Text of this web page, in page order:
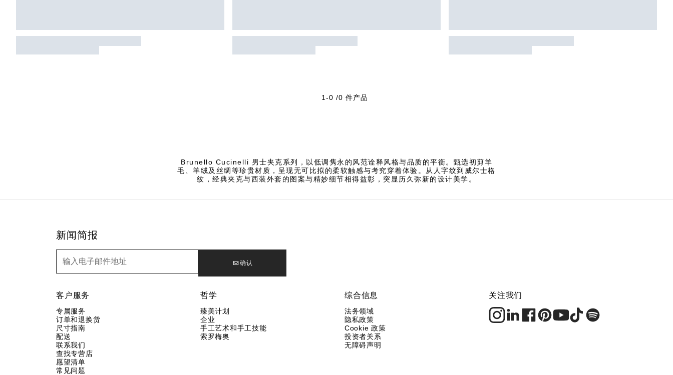
1-0 /0 件产品
Brunello Cucinelli 男士夹克系列，以低调隽永的风范诠释风格与品质的平衡。甄选初剪羊
毛、羊绒及丝绸等珍贵材质，呈现无可比拟的柔软触感与考究穿着体验。从人字纹到威尔士格
纹，经典夹克与西装外套的图案与精妙细节相得益彰，突显历久弥新的设计美学。
新闻简报
确认
客户服务
专属服务
订单和退换货
尺寸指南
配送
联系我们
查找专营店
愿望清单
常见问题
哲学
臻美计划
企业
手工艺术和手工技能
索罗梅奥
综合信息
法务领域
隐私政策
Cookie 政策
投资者关系
无障碍声明
关注我们